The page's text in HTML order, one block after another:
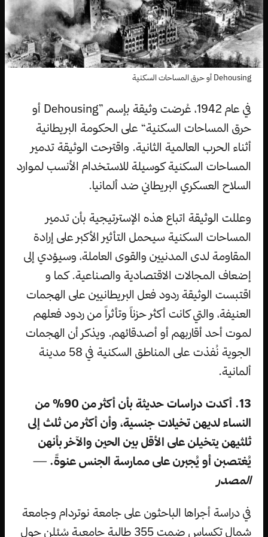
Dehousing أو حرق المساحات السكنية
في عام 1942، عُرضت وثيقة بإسم ”Dehousing أو
حرق المساحات السكنية“ على الحكومة البريطانية
أثناء الحرب العالمية الثانية. واقترحت الوثيقة تدمير
المساحات السكنية كوسيلة للاستخدام الأنسب لموارد
السلاح العسكري البريطاني ضد ألمانيا.
وعللت الوثيقة اتباع هذه الإسترتيجية بأن تدمير
المساحات السكنية سيحمل التأثير الأكبر على إرادة
المقاومة لدى المدنيين والقوى العاملة، وسيؤدي إلى
إضعاف المجالات الاقتصادية والصناعية. كما و
اقتبست الوثيقة ردود فعل البريطانيين على الهجمات
العنيفة، والتي كانت أكثر حزناً وتأثراً من ردود فعلهم
لموت أحد أقاربهم أو أصدقائهم. ويذكر أن الهجمات
الجوية نُفذت على المناطق السكنية في 58 مدينة
ألمانية.
13. أكدت دراسات حديثة بأن أكثر من 90% من
النساء لديهن تخيلات جنسية، وأن أكثر من ثلث إلى
ثلثيهن يتخيلن على الأقل بين الحين والآخر بأنهن
يُغتصبن أو يُجبرن على ممارسة الجنس عنوةً. —
المصدر
في دراسة أجراها الباحثون على جامعة نوتردام وجامعة
شمال تكساس ضمت 355 طالبة جامعية سُئلن حول